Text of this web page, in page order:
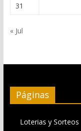
31
« Jul
Páginas
Loterias y Sorteos